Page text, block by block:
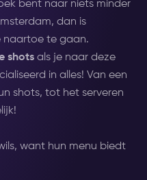
bent naar niets minder
dan is
naartoe te gaan.
shots als je naar deze
in alles! Van een
shots, tot het serveren
want hun menu biedt
shots voor elke